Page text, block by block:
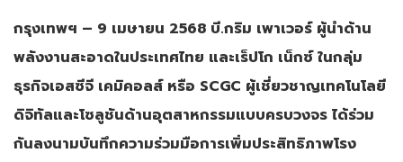
กรุงเทพฯ – 9 เมษายน 2568 บี.กริม เพาเวอร์ ผู้นำด้าน
พลังงานสะอาดในประเทศไทย และเร็ปโก เน็กซ์ ในกลุ่ม
ธุรกิจเอสซีจี เคมิคอลส์ หรือ SCGC ผู้เชี่ยวชาญเทคโนโลยี
ดิจิทัลและโซลูชันด้านอุตสาหกรรมแบบครบวงจร ได้ร่วม
กันลงนามบันทึกความร่วมมือการเพิ่มประสิทธิภาพโรง